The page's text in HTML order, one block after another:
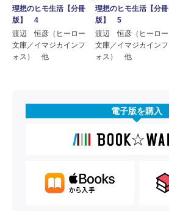
理想のヒモ生活【分冊
版】 4
渡辺 恒彦（ヒーロー
文庫／イマジカインフ
ォス） 他
理想のヒモ生活【分冊
版】 5
渡辺 恒彦（ヒーロー
文庫／イマジカインフ
ォス） 他
電子版を購入